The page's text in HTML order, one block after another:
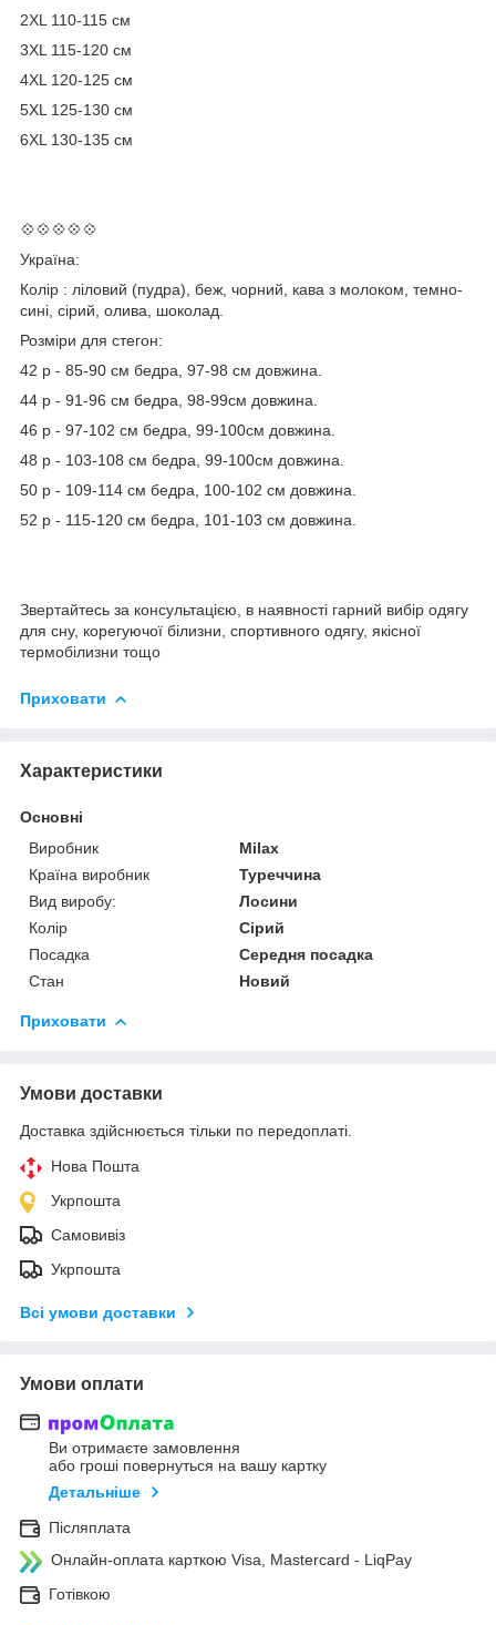
2XL 110-115 см
3XL 115-120 см
4XL 120-125 см
5XL 125-130 см
6XL 130-135 см
💠💠💠💠💠
Україна:
Колір : ліловий (пудра), беж, чорний, кава з молоком, темно-
сині, сірий, олива, шоколад.
Розміри для стегон:
42 р - 85-90 см бедра, 97-98 см довжина.
44 р - 91-96 см бедра, 98-99см довжина.
46 р - 97-102 см бедра, 99-100см довжина.
48 р - 103-108 см бедра, 99-100см довжина.
50 р - 109-114 см бедра, 100-102 см довжина.
52 р - 115-120 см бедра, 101-103 см довжина.
Звертайтесь за консультацією, в наявності гарний вибір одягу
для сну, корегуючої білизни, спортивного одягу, якісної
термобілизни тощо
Приховати
Характеристики
Основні
Виробник
Milax
Країна виробник
Туреччина
Вид виробу:
Лосини
Колір
Сірий
Посадка
Середня посадка
Стан
Новий
Приховати
Умови доставки
Доставка здійснюється тільки по передоплаті.
Нова Пошта
Укрпошта
Самовивіз
Укрпошта
Всі умови доставки
Умови оплати
Ви отримаєте замовлення
або гроші повернуться на вашу картку
Детальніше
Післяплата
Онлайн-оплата карткою Visa, Mastercard - LiqPay
Готівкою